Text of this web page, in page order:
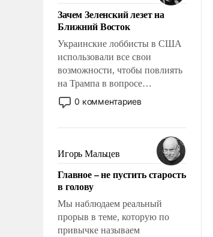
стало всерьез обсуждаемой
идеей.
Зачем Зеленский лезет на
Ближний Восток
Украинские лоббисты в США
использовали все свои
возможности, чтобы повлиять
на Трампа в вопросе
предоставления вооружений
своим нанимателям. Вероятно,
консультирует Киев, пришла в
голову мысль: хорошо бы
продемонстрировать, что
Украина вступила в
вооруженное противостояние
с Ираном.
0 комментариев
Игорь Мальцев
Главное – не пустить старость
в голову
Мы наблюдаем реальный
прорыв в теме, которую по
привычке называем